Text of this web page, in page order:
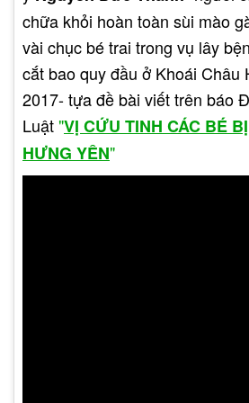
sùi mào gà" để hiểu rõ hơn
bệnh.
Thời gian ủ bệnh
Bệnh nhân mắc bệnh sùi mào
cho sức khỏe giảm sút. Đồng
chữa khỏi hoàn toàn sùi mào
vài chục bé trai trong vụ lây
cắt bao quy đầu ở Khoái Châu
2017- tựa đề bài viết trên báo
Luật "VỊ CỨU TINH CÁC BÉ
HƯNG YÊN"